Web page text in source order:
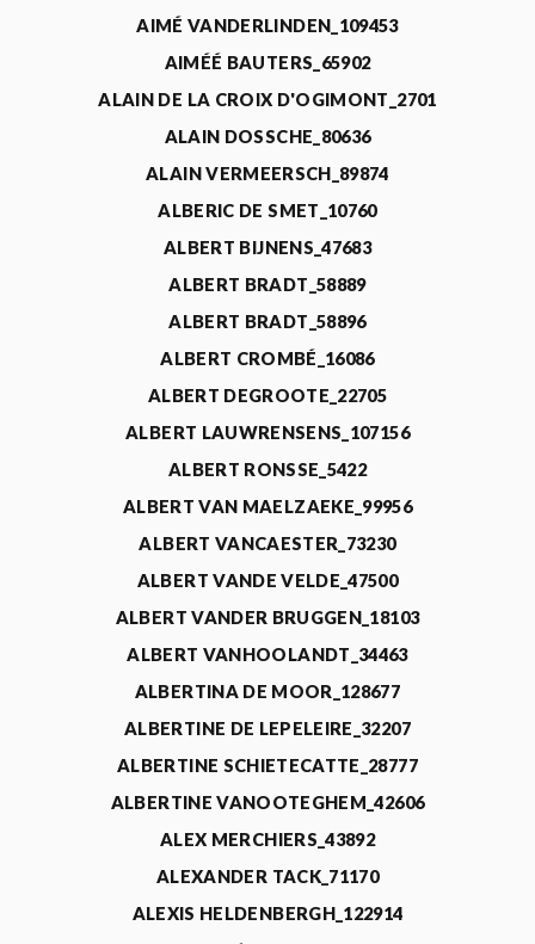
AIMÉ VANDERLINDEN_109453
AIMÉÉ BAUTERS_65902
ALAIN DE LA CROIX D'OGIMONT_2701
ALAIN DOSSCHE_80636
ALAIN VERMEERSCH_89874
ALBERIC DE SMET_10760
ALBERT BIJNENS_47683
ALBERT BRADT_58889
ALBERT BRADT_58896
ALBERT CROMBÉ_16086
ALBERT DEGROOTE_22705
ALBERT LAUWRENSENS_107156
ALBERT RONSSE_5422
ALBERT VAN MAELZAEKE_99956
ALBERT VANCAESTER_73230
ALBERT VANDE VELDE_47500
ALBERT VANDER BRUGGEN_18103
ALBERT VANHOOLANDT_34463
ALBERTINA DE MOOR_128677
ALBERTINE DE LEPELEIRE_32207
ALBERTINE SCHIETECATTE_28777
ALBERTINE VANOOTEGHEM_42606
ALEX MERCHIERS_43892
ALEXANDER TACK_71170
ALEXIS HELDENBERGH_122914